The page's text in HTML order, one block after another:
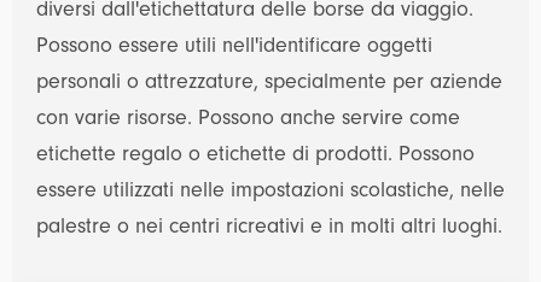
diversi dall'etichettatura delle borse da viaggio.
Possono essere utili nell'identificare oggetti
personali o attrezzature, specialmente per aziende
con varie risorse. Possono anche servire come
etichette regalo o etichette di prodotti. Possono
essere utilizzati nelle impostazioni scolastiche, nelle
palestre o nei centri ricreativi e in molti altri luoghi.